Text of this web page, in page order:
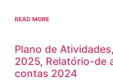
READ MORE
Plano de
2025, Relatório-de
contas 2024